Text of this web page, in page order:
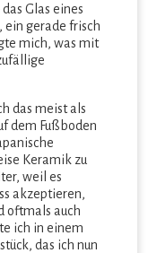
Glas eines
ein gerade frisch
mich, was mit
das meist als
dem Fußboden
Keramik zu
weil es
akzeptieren,
oftmals auch
ich in einem
das ich nun